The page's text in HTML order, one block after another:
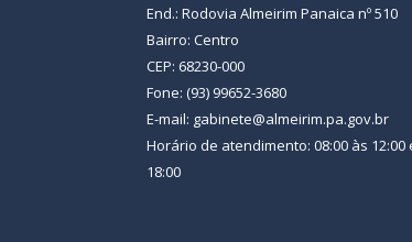
End.: Rodovia Almeirim Panaica nº 510
Bairro: Centro
CEP: 68230-000
Fone: (93) 99652-3680
E-mail: gabinete@almeirim.pa.gov.br
Horário de atendimento: 08:00 às 12:00
18:00